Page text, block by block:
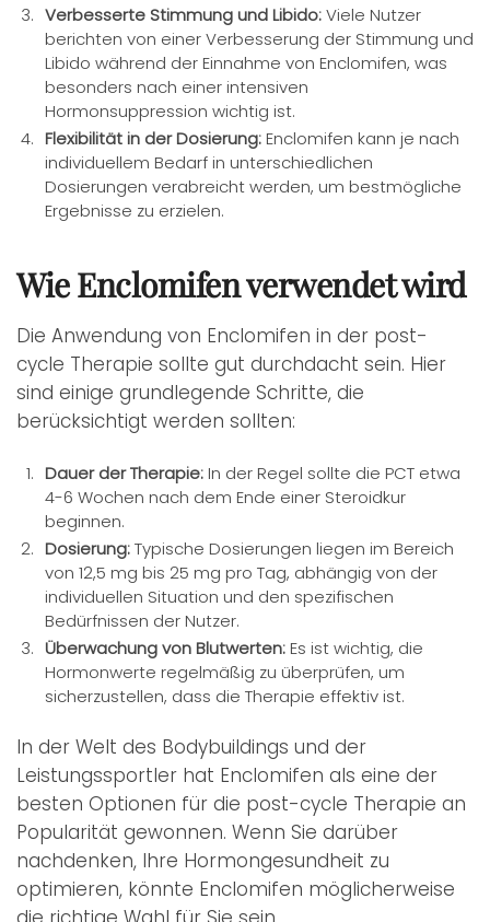
Verbesserte Stimmung und Libido:Viele Nutzer
berichten von einer Verbesserung der Stimmung und
Libido während der Einnahme von Enclomifen, was
besonders nach einer intensiven
Hormonsuppression wichtig ist.
Flexibilität in der Dosierung:Enclomifen kann je nach
individuellem Bedarf in unterschiedlichen
Dosierungen verabreicht werden, um bestmögliche
Ergebnisse zu erzielen.
Wie Enclomifen verwendet wird
Die Anwendung von Enclomifen in der post-
cycle Therapie sollte gut durchdacht sein. Hier
sind einige grundlegende Schritte, die
berücksichtigt werden sollten:
Dauer der Therapie:In der Regel sollte die PCT etwa
4-6 Wochen nach dem Ende einer Steroidkur
beginnen.
Dosierung:Typische Dosierungen liegen im Bereich
von 12,5 mg bis 25 mg pro Tag, abhängig von der
individuellen Situation und den spezifischen
Bedürfnissen der Nutzer.
Überwachung von Blutwerten:Es ist wichtig, die
Hormonwerte regelmäßig zu überprüfen, um
sicherzustellen, dass die Therapie effektiv ist.
In der Welt des Bodybuildings und der
Leistungssportler hat Enclomifen als eine der
besten Optionen für die post-cycle Therapie an
Popularität gewonnen. Wenn Sie darüber
nachdenken, Ihre Hormongesundheit zu
optimieren, könnte Enclomifen möglicherweise